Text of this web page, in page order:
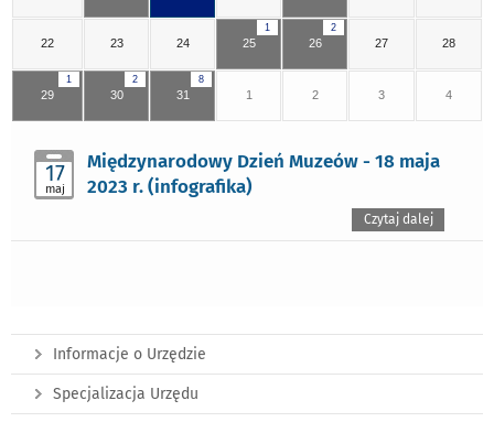
22 23 24
1
25
2
26 27 28
1
29
2
30
8
31 1 2 3 4
17
maj
Międzynarodowy Dzień Muzeów - 18 maja
2023 r. (infografika)
Czytaj dalej
Informacje o Urzędzie
Specjalizacja Urzędu